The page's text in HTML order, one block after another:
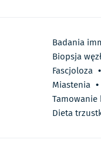
Badania
Biopsja
Fascjoloza •
Miastenia •
Dieta